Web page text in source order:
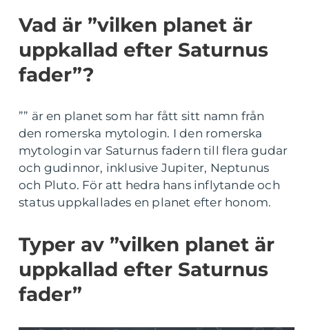
Vad är ”vilken planet är
uppkallad efter Saturnus
fader”?
”” är en planet som har fått sitt namn från
den romerska mytologin. I den romerska
mytologin var Saturnus fadern till flera gudar
och gudinnor, inklusive Jupiter, Neptunus
och Pluto. För att hedra hans inflytande och
status uppkallades en planet efter honom.
Typer av ”vilken planet är
uppkallad efter Saturnus
fader”